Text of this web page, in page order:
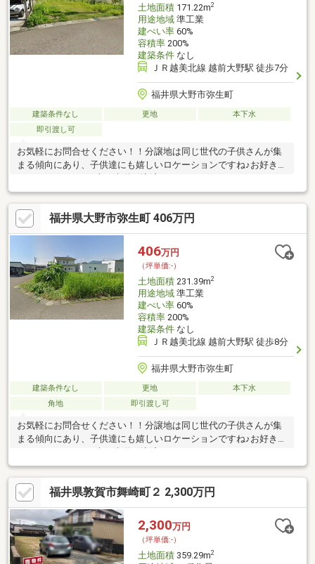
土地面積171.22m2
用途地域準工業
建ぺい率60%
容積率200%
建築条件なし
ＪＲ越美北線 越前大野駅 徒歩7分
福井県大野市弥生町
建築条件なし 更地
本下水
即引渡し可
お気軽にお問合せください！！分譲地は同じ世代の子供さんが集
まる傾向にあり、子供達にも嬉しいロケーションですね♪お好きな
福井県大野市弥生町 406万円
406万円
（坪単価:-）
土地面積231.39m2
用途地域準工業
建ぺい率60%
容積率200%
建築条件なし
ＪＲ越美北線 越前大野駅 徒歩8分
福井県大野市弥生町
建築条件なし 更地
本下水
角地
即引渡し可
お気軽にお問合せください！！分譲地は同じ世代の子供さんが集
まる傾向にあり、子供達にも嬉しいロケーションですね♪お好きな
福井県敦賀市舞崎町２ 2,300万円
2,300万円
（坪単価:-）
土地面積359.29m2